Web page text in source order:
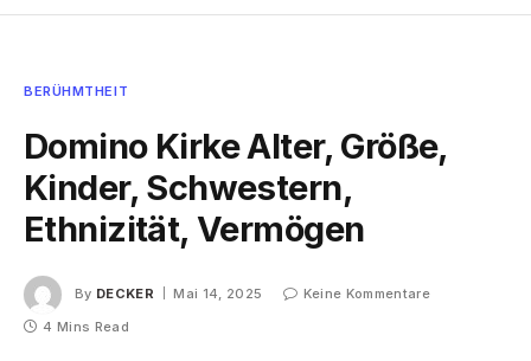
BERÜHMTHEIT
Domino Kirke Alter, Größe,
Kinder, Schwestern,
Ethnizität, Vermögen
By DECKER Mai 14, 2025
Keine Kommentare
4 Mins Read